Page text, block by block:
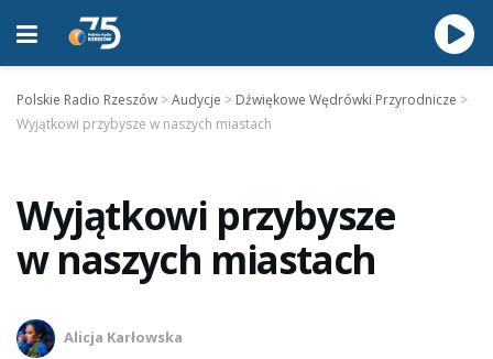
Polskie Radio Rzeszów >Audycje > Dźwiękowe Wędrówki Przyrodnicze >
Wyjątkowi przybysze w naszych miastach
Wyjątkowi przybysze
w naszych miastach
Alicja Karłowska